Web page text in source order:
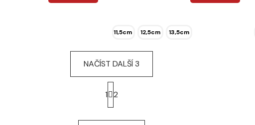
11,5cm 12,5cm 13,5cm
NAČÍST DALŠÍ 3
S
t
r
á
n
1 2